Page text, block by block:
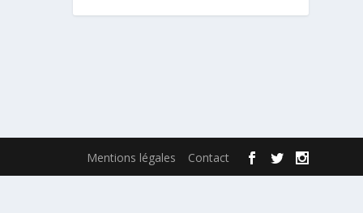
Mentions légales Contact